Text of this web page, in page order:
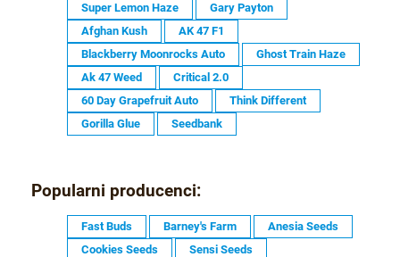
Super Lemon Haze
Gary Payton
Afghan Kush
AK 47 F1
Blackberry Moonrocks Auto
Ghost Train Haze
Ak 47 Weed
Critical 2.0
60 Day Grapefruit Auto
Think Different
Gorilla Glue
Seedbank
Popularni producenci:
Fast Buds Barney's Farm
Anesia Seeds
Cookies Seeds
Sensi Seeds